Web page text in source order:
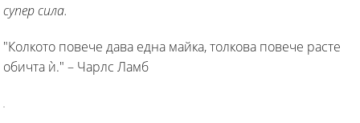
супер сила.
"Колкото повече дава една майка, толкова повече расте
обичта ѝ." – Чарлс Ламб